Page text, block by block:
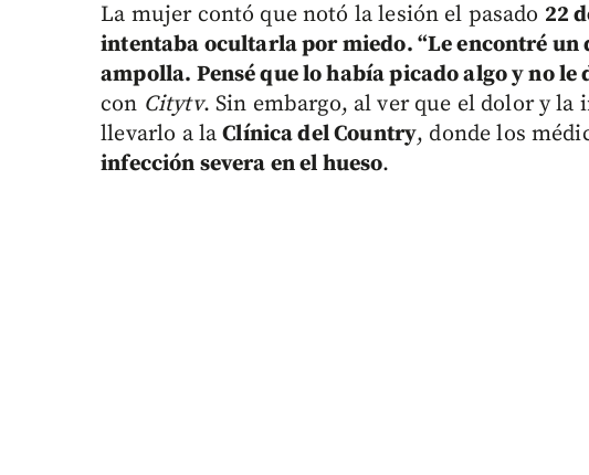
La mujer contó que notó la lesión el pasado 22
intentaba ocultarla por miedo. “Le encontré un
ampolla. Pensé que lo había picado algo y no
con Citytv. Sin embargo, al ver que el dolor y
llevarlo a laClínica del Country, donde los
infección severa en el hueso.